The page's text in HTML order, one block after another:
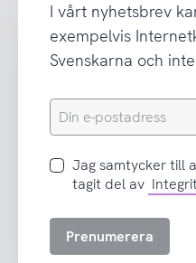
I vårt nyhetsbrev
exempelvis
Svenskarna och
Din
e-
Jag
samtycker
att
Jag samtycker till
tagit del av
Prenumerera